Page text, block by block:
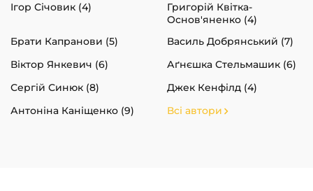
Ігор Січовик (4)
Григорій Квітка-
Основ'яненко (4)
Брати Капранови (5)
Василь Добрянський (7)
Віктор Янкевич (6)
Аґнєшка Стельмашик (6)
Сергій Синюк (8)
Джек Кенфілд (4)
Антоніна Каніщенко (9)
Всі автори